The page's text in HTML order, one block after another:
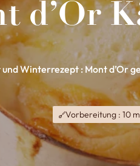
d’Or
Winterrezept : Mont d’Or
Vorbereitung : 10